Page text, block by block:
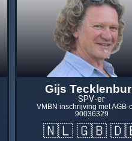
Gijs
SPV-er
VMBN inschrijving met
90036329
🇳🇱 🇬🇧